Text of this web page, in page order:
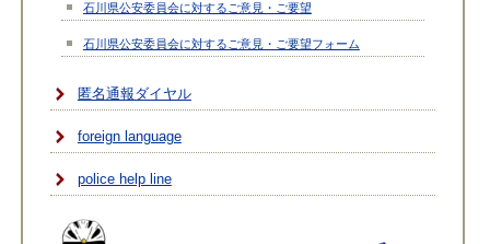
石川県公安委員会に対するご意見・ご要望
石川県公安委員会に対するご意見・ご要望フォーム
匿名通報ダイヤル
foreign language
police help line